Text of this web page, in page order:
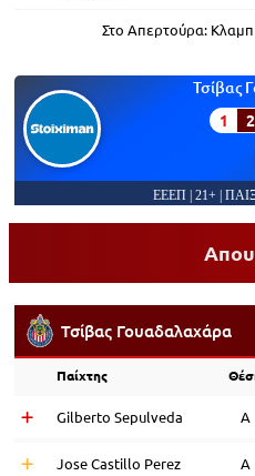
Στο Απερτούρα: Κλαμπ
Τσίβας
1
ΕΕΕΠ | 21+ |
Τσίβας Γουαδαλαχάρα
Παίχτης
Gilberto Sepulveda Α
Jose Castillo Perez Α